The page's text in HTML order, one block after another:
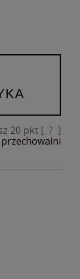
20 pkt [ ? ]